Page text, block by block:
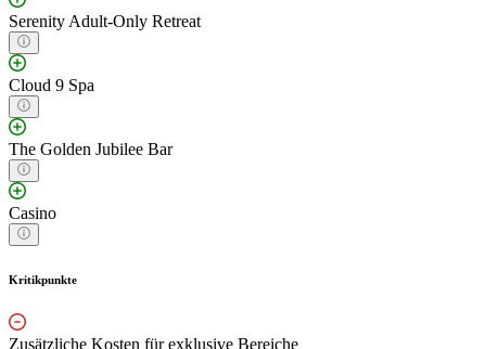
Serenity Adult-Only Retreat
Cloud 9 Spa
The Golden Jubilee Bar
Casino
Kritikpunkte
Zusätzliche Kosten für exklusive Bereiche